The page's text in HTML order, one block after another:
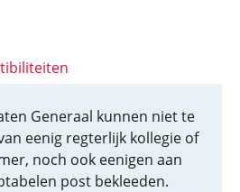
Generaal kunnen niet te
eenig regterlijk kollegie of
noch ook eenigen aan
post bekleeden.